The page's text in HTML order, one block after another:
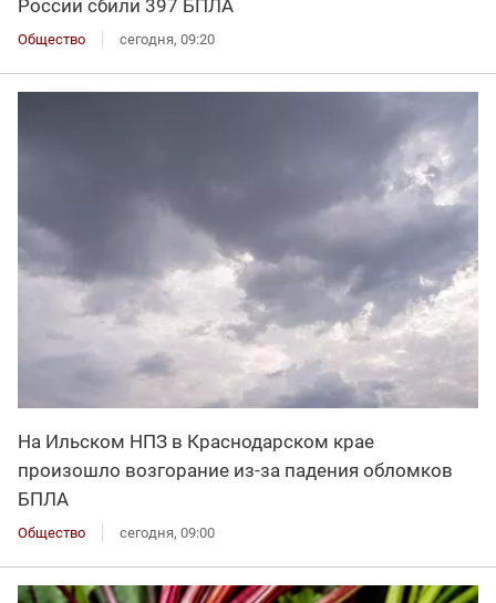
России сбили 397 БПЛА
Общество сегодня, 09:20
На Ильском НПЗ в Краснодарском крае
произошло возгорание из-за падения обломков
БПЛА
Общество сегодня, 09:00